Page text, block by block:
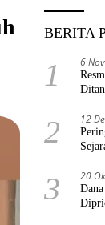
BERITA
1 6
2 12
3 20